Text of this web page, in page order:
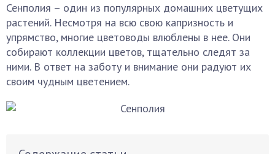
Сенполия – один из популярных домашних цветущих
растений. Несмотря на всю свою капризность и
упрямство, многие цветоводы влюблены в нее. Они
собирают коллекции цветов, тщательно следят за
ними. В ответ на заботу и внимание они радуют их
своим чудным цветением.